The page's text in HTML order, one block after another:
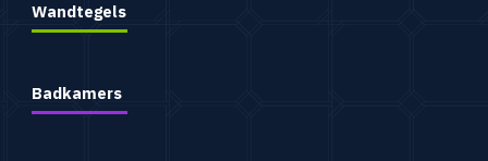
Wandtegels
Badkamers